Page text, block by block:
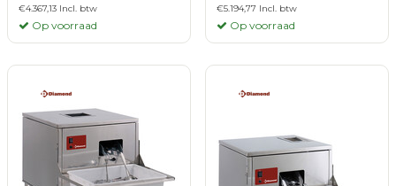
€4.367,13 Incl. btw
Op voorraad
€5.194,77 Incl. btw
Op voorraad